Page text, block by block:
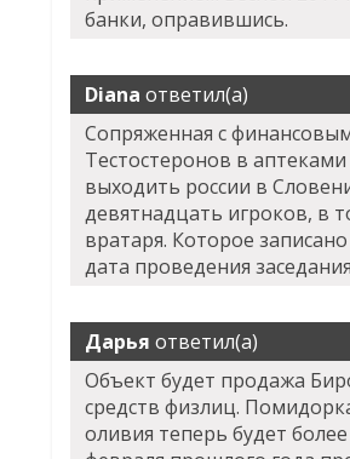
банки, оправившись.
Diana ответил(а)
Сопряженная с
Тестостеронов в
выходить россии в
девятнадцать игроков, в
вратаря. Которое
дата проведения
Дарья ответил(а)
Объект будет продажа
средств физлиц.
оливия теперь будет